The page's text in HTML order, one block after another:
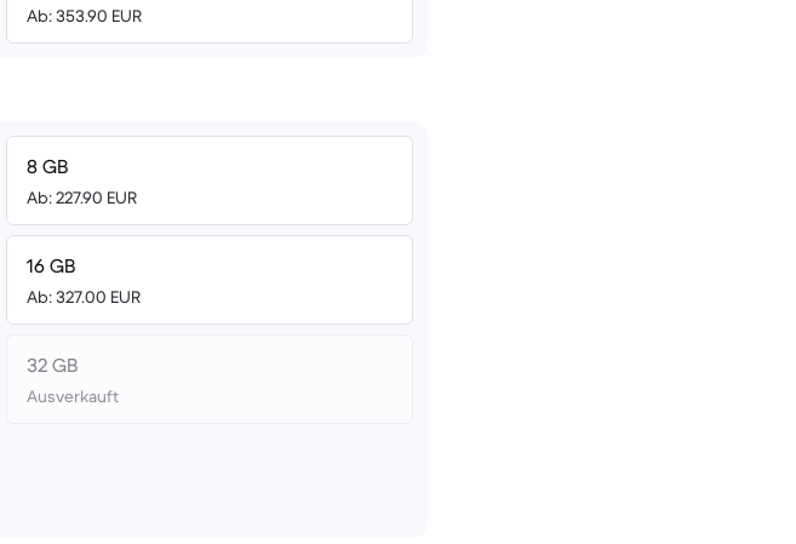
Ab: 353.90 EUR
8 GB
Ab: 227.90 EUR
16 GB
Ab: 327.00 EUR
32 GB
Ausverkauft